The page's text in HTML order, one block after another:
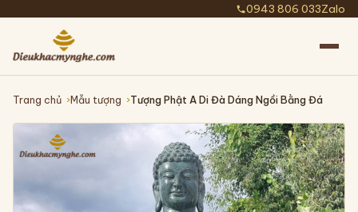
0943 806 033Zalo
Trang chủ Mẫu tượng Tượng Phật A Di Đà Dáng Ngồi Bằng Đá